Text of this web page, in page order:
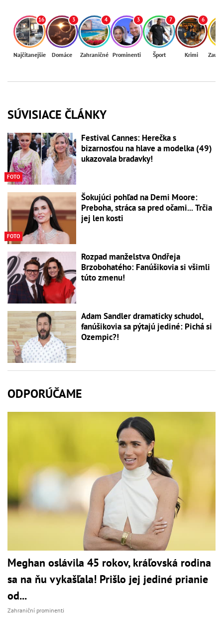
16
Najčítanejšie
3
Domáce
4
Zahraničné
3
Prominenti
7
Šport
6
Krimi
SÚVISIACE ČLÁNKY
FOTO
Festival Cannes: Herečka s
bizarnosťou na hlave a modelka (49)
ukazovala bradavky!
FOTO
Šokujúci pohľad na Demi Moore:
Preboha, stráca sa pred očami... Trčia
jej len kosti
Rozpad manželstva Ondřeja
Brzobohatého: Fanúšikovia si všimli
túto zmenu!
Adam Sandler dramaticky schudol,
fanúšikovia sa pýtajú jediné: Pichá si
Ozempic?!
ODPORÚČAME
Meghan oslávila 45 rokov, kráľovská rodina
sa na ňu vykašľala! Prišlo jej jediné prianie
od...
Zahraniční prominenti